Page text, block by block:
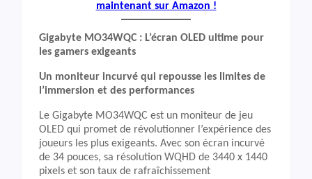
maintenant sur Amazon !
Gigabyte MO34WQC : L’écran OLED ultime pour
les gamers exigeants
Un moniteur incurvé qui repousse les limites de
l’immersion et des performances
Le Gigabyte MO34WQC est un moniteur de jeu
OLED qui promet de révolutionner l’expérience des
joueurs les plus exigeants. Avec son écran incurvé
de 34 pouces, sa résolution WQHD de 3440 x 1440
pixels et son taux de rafraîchissement